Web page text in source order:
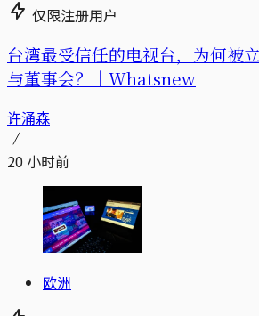
仅限注册用户
台湾最受信任的电视台，为何被
与董事会？｜Whatsnew
许涌森
20 小时前
欧洲